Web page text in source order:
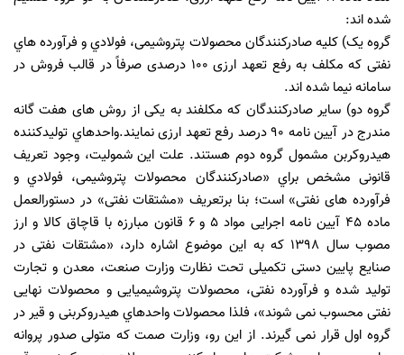
شده اند:
گروه یک) کلیه صادرکنندگان محصولات پتروشیمی، فولادي و فرآورده هاي
نفتی که مکلف به رفع تعهد ارزی 100 درصدی صرفاً در قالب فروش در
سامانه نیما شده اند.
گروه دو) سایر صادرکنندگان که مکلفند به یکی از روش های هفت گانه
مندرج در آیین نامه 90 درصد رفع تعهد ارزی نمایند.واحدهاي تولیدکننده
هیدروکربن مشمول گروه دوم هستند. علت این شمولیت، وجود تعریف
قانونی مشخص براي «صادرکنندگان محصولات پتروشیمی، فولادي و
فرآورده های نفتی» است؛ بنا برتعریف «مشتقات نفتی» در دستورالعمل
ماده 45 آیین نامه اجرایی مواد 5 و 6 قانون مبارزه با قاچاق کالا و ارز
مصوب سال 1398 که به این موضوع اشاره دارد، «مشتقات نفتی در
صنایع پایین دستی تکمیلی تحت نظارت وزارت صنعت، معدن و تجارت
تولید شده و فرآورده نفتی، محصولات پتروشیمیایی و محصولات نهایی
نفتی محسوب نمی شوند»، فلذا محصولات واحدهاي هیدروکربنی و قیر در
گروه اول قرار نمی گیرند. از این رو، وزارت صمت که متولی صدور پروانه